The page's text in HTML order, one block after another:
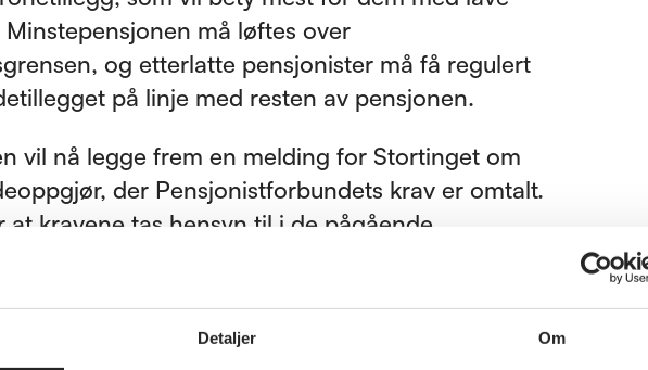
Detaljer Om
Minstepensjonen må løftes over
og etterlatte pensjonister må få regulert
på linje med resten av pensjonen.
vil nå legge frem en melding for Stortinget om
der Pensjonistforbundets krav er omtalt.
at kravene tas hensyn til i de pågående